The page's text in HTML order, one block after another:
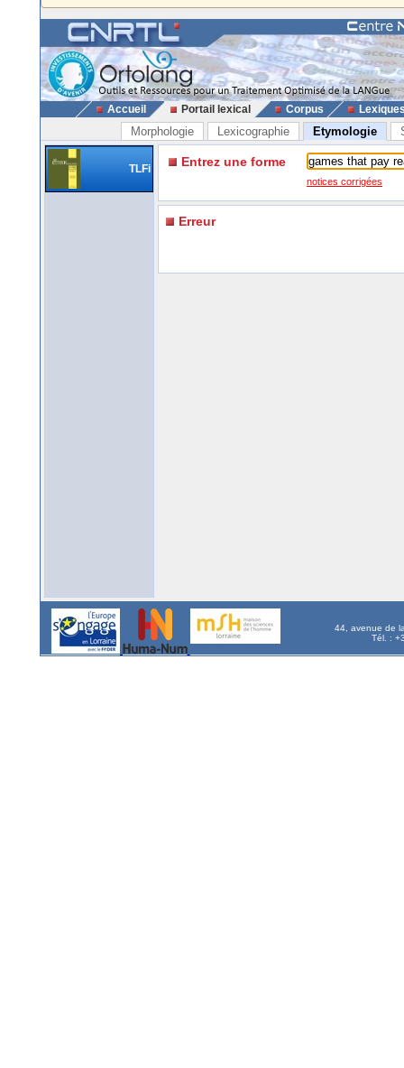
Accueil Portail lexical Corpus
Morphologie Lexicographie Etymologie
TLFi Entrez une forme
notices corrigées
Erreur
44, avenue de
Tél. :